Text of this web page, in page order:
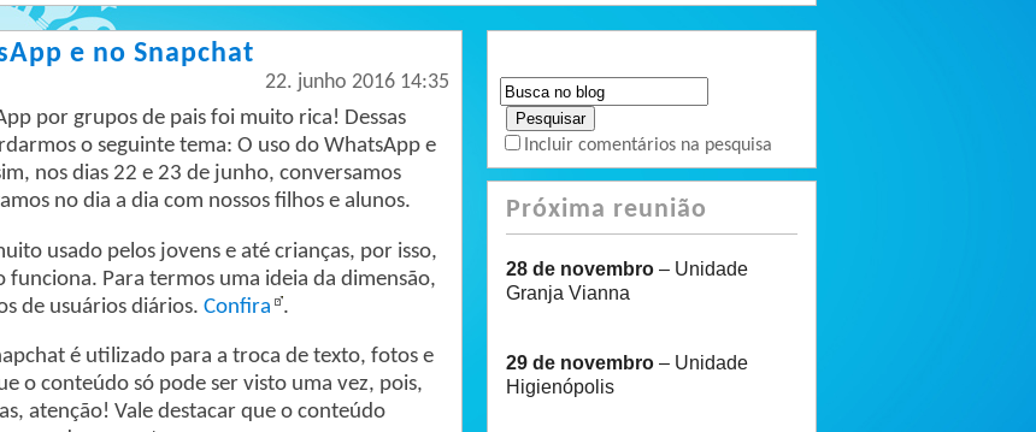
e no Snapchat
22. junho 2016 14:35
por grupos de pais foi muito rica! Dessas
o seguinte tema: O uso do WhatsApp e
nos dias 22 e 23 de junho, conversamos
no dia a dia com nossos filhos e alunos.
usado pelos jovens e até crianças, por isso,
Para termos uma ideia da dimensão,
de usuários diários. Confira .
é utilizado para a troca de texto, fotos e
o conteúdo só pode ser visto uma vez, pois,
atenção! Vale destacar que o conteúdo
Incluir comentários na pesquisa
Próxima reunião
28 de novembro– Unidade
Granja Vianna
29 de novembro – Unidade
Higienópolis